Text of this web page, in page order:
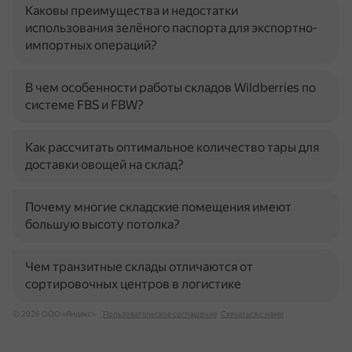
Каковы преимущества и недостатки
использования зелёного паспорта для экспортно-
импортных операций?
В чем особенности работы складов Wildberries по
системе FBS и FBW?
Как рассчитать оптимальное количество тары для
доставки овощей на склад?
Почему многие складские помещения имеют
большую высоту потолка?
Чем транзитные склады отличаются от
сортировочных центров в логистике
© 2026 ООО «Яндекс» Пользовательское соглашение Связаться с нами